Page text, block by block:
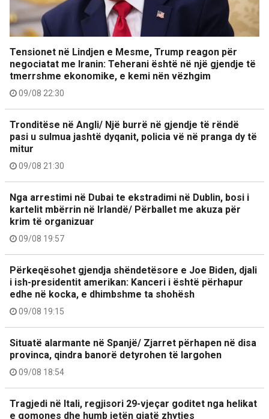
Tensionet në Lindjen e Mesme, Trump reagon për
negociatat me Iranin: Teherani është në një gjendje të
tmerrshme ekonomike, e kemi nën vëzhgim
09/08 22:30
Tronditëse në Angli/ Një burrë në gjendje të rëndë
pasi u sulmua jashtë dyqanit, policia vë në pranga dy të
mitur
09/08 21:30
Nga arrestimi në Dubai te ekstradimi në Dublin, bosi i
kartelit mbërrin në Irlandë/ Përballet me akuza për
krim të organizuar
09/08 19:57
Përkeqësohet gjendja shëndetësore e Joe Biden, djali
i ish-presidentit amerikan: Kanceri i është përhapur
edhe në kocka, e dhimbshme ta shohësh
09/08 19:15
Situatë alarmante në Spanjë/ Zjarret përhapen në disa
provinca, qindra banorë detyrohen të largohen
09/08 18:54
Tragjedi në Itali, regjisori 29-vjeçar goditet nga helikat
e gomones dhe humb jetën gjatë zhytjes